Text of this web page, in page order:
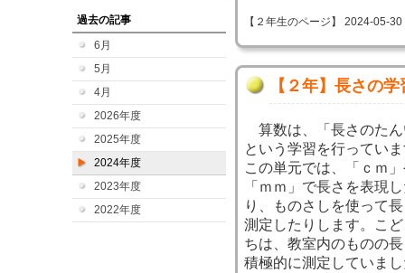
過去の記事
6月
5月
4月
2026年度
2025年度
2024年度
2023年度
2022年度
【２年生のページ】 2024-05-
【２年】長さの学
算数は、「長さのたん
という学習を行ってい
この単元では、「ｃｍ
「ｍｍ」で長さを表現
り、ものさしを使って
測定したりします。こ
ちは、教室内のものの
積極的に測定していま